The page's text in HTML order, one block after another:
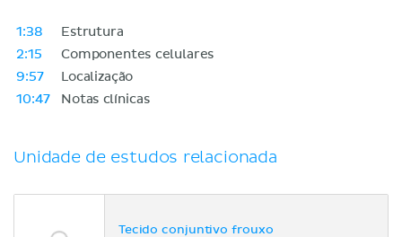
1:38
Estrutura
2:15
Componentes celulares
9:57
Localização
10:47
Notas clínicas
Unidade de estudos relacionada
Tecido conjuntivo frouxo